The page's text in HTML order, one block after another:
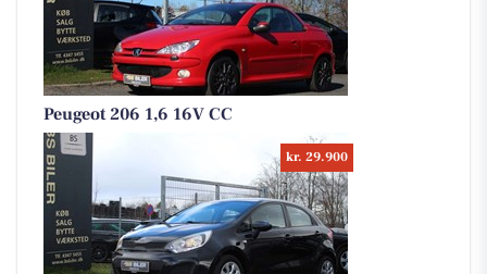
Peugeot 206 1,6 16V CC
kr. 29.900